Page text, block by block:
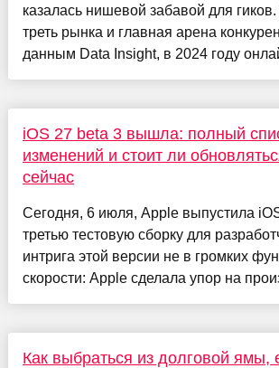
казалась нишевой забавой для
треть рынка и главная арена
данным Data Insight, в 2024 году
iOS 27 beta 3 вышла: полный
изменений и стоит ли
сейчас
Сегодня, 6 июля, Apple выпустила
третью тестовую сборку для
интрига этой версии не в громких
скорости: Apple сделала упор на
Как выбраться из долговой ямы,